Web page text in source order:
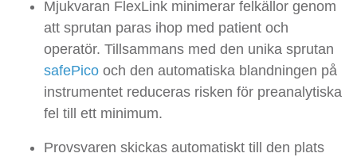
Mjukvaran FlexLink minimerar felkällor genom
att sprutan paras ihop med patient och
operatör. Tillsammans med den unika sprutan
safePico och den automatiska blandningen på
instrumentet reduceras risken för preanalytiska
fel till ett minimum.
Provsvaren skickas automatiskt till den plats